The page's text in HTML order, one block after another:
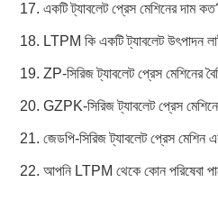
17. একটি ট্যাবলেট প্রেস মেশিনের দাম
18. LTPM কি একটি ট্যাবলেট উৎপাদন
19. ZP-সিরিজ ট্যাবলেট প্রেস মেশিনের
20. GZPK-সিরিজ ট্যাবলেট প্রেস
21. জেডপি-সিরিজ ট্যাবলেট প্রেস মেশিন
22. আপনি LTPM থেকে কোন পরিষেবা